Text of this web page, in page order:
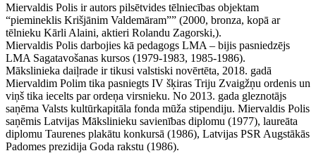
Miervaldis Polis ir autors pilsētvides tēlniecības objektam
“piemineklis Krišjānim Valdemāram”” (2000, bronza, kopā ar
tēlnieku Kārli Alaini, aktieri Rolandu Zagorski,).
Miervaldis Polis darbojies kā pedagogs LMA – bijis pasniedzējs
LMA Sagatavošanas kursos (1979-1983, 1985-1986).
Mākslinieka daiļrade ir tikusi valstiski novērtēta, 2018. gadā
Miervaldim Polim tika pasniegts IV šķiras Triju Zvaigžņu ordenis un
viņš tika iecelts par ordeņa virsnieku. No 2013. gada gleznotājs
saņēma Valsts kultūrkapitāla fonda mūža stipendiju. Miervaldis Polis
saņēmis Latvijas Mākslinieku savienības diplomu (1977), laureāta
diplomu Taurenes plakātu konkursā (1986), Latvijas PSR Augstākās
Padomes prezidija Goda rakstu (1986).